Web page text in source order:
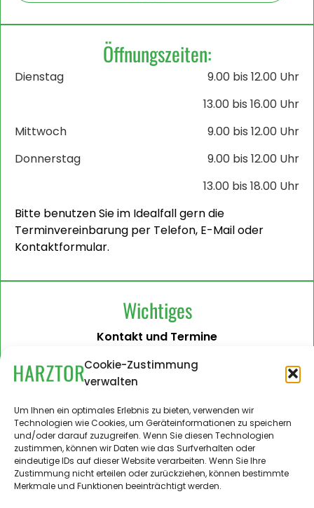
Cookie-Zustimmung
verwalten
Um Ihnen ein optimales Erlebnis zu bieten, verwenden wir
Technologien wie Cookies, um Geräteinformationen zu speichern
und/oder darauf zuzugreifen. Wenn Sie diesen Technologien
zustimmen, können wir Daten wie das Surfverhalten oder
eindeutige IDs auf dieser Website verarbeiten. Wenn Sie Ihre
Zustimmung nicht erteilen oder zurückziehen, können bestimmte
Merkmale und Funktionen beeinträchtigt werden.
Öffnungszeiten:
Dienstag
9.00 bis 12.00 Uhr
13.00 bis 16.00 Uhr
Mittwoch
9.00 bis 12.00 Uhr
Donnerstag
9.00 bis 12.00 Uhr
13.00 bis 18.00 Uhr
Bitte benutzen Sie im Idealfall gern die
Terminvereinbarung per Telefon, E-Mail oder
Kontaktformular.
Wichtiges
Kontakt und Termine
Barrierefreiheit
Impressum
Datenschutzerklärung
Administration
Harztor.de als Web-App
auf
iPhone und Android